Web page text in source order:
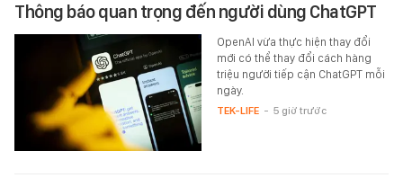
Thông báo quan trọng đến người dùng ChatGPT
OpenAI vừa thực hiện thay đổi
mới có thể thay đổi cách hàng
triệu người tiếp cận ChatGPT mỗi
ngày.
TEK-LIFE - 5 giờ trước